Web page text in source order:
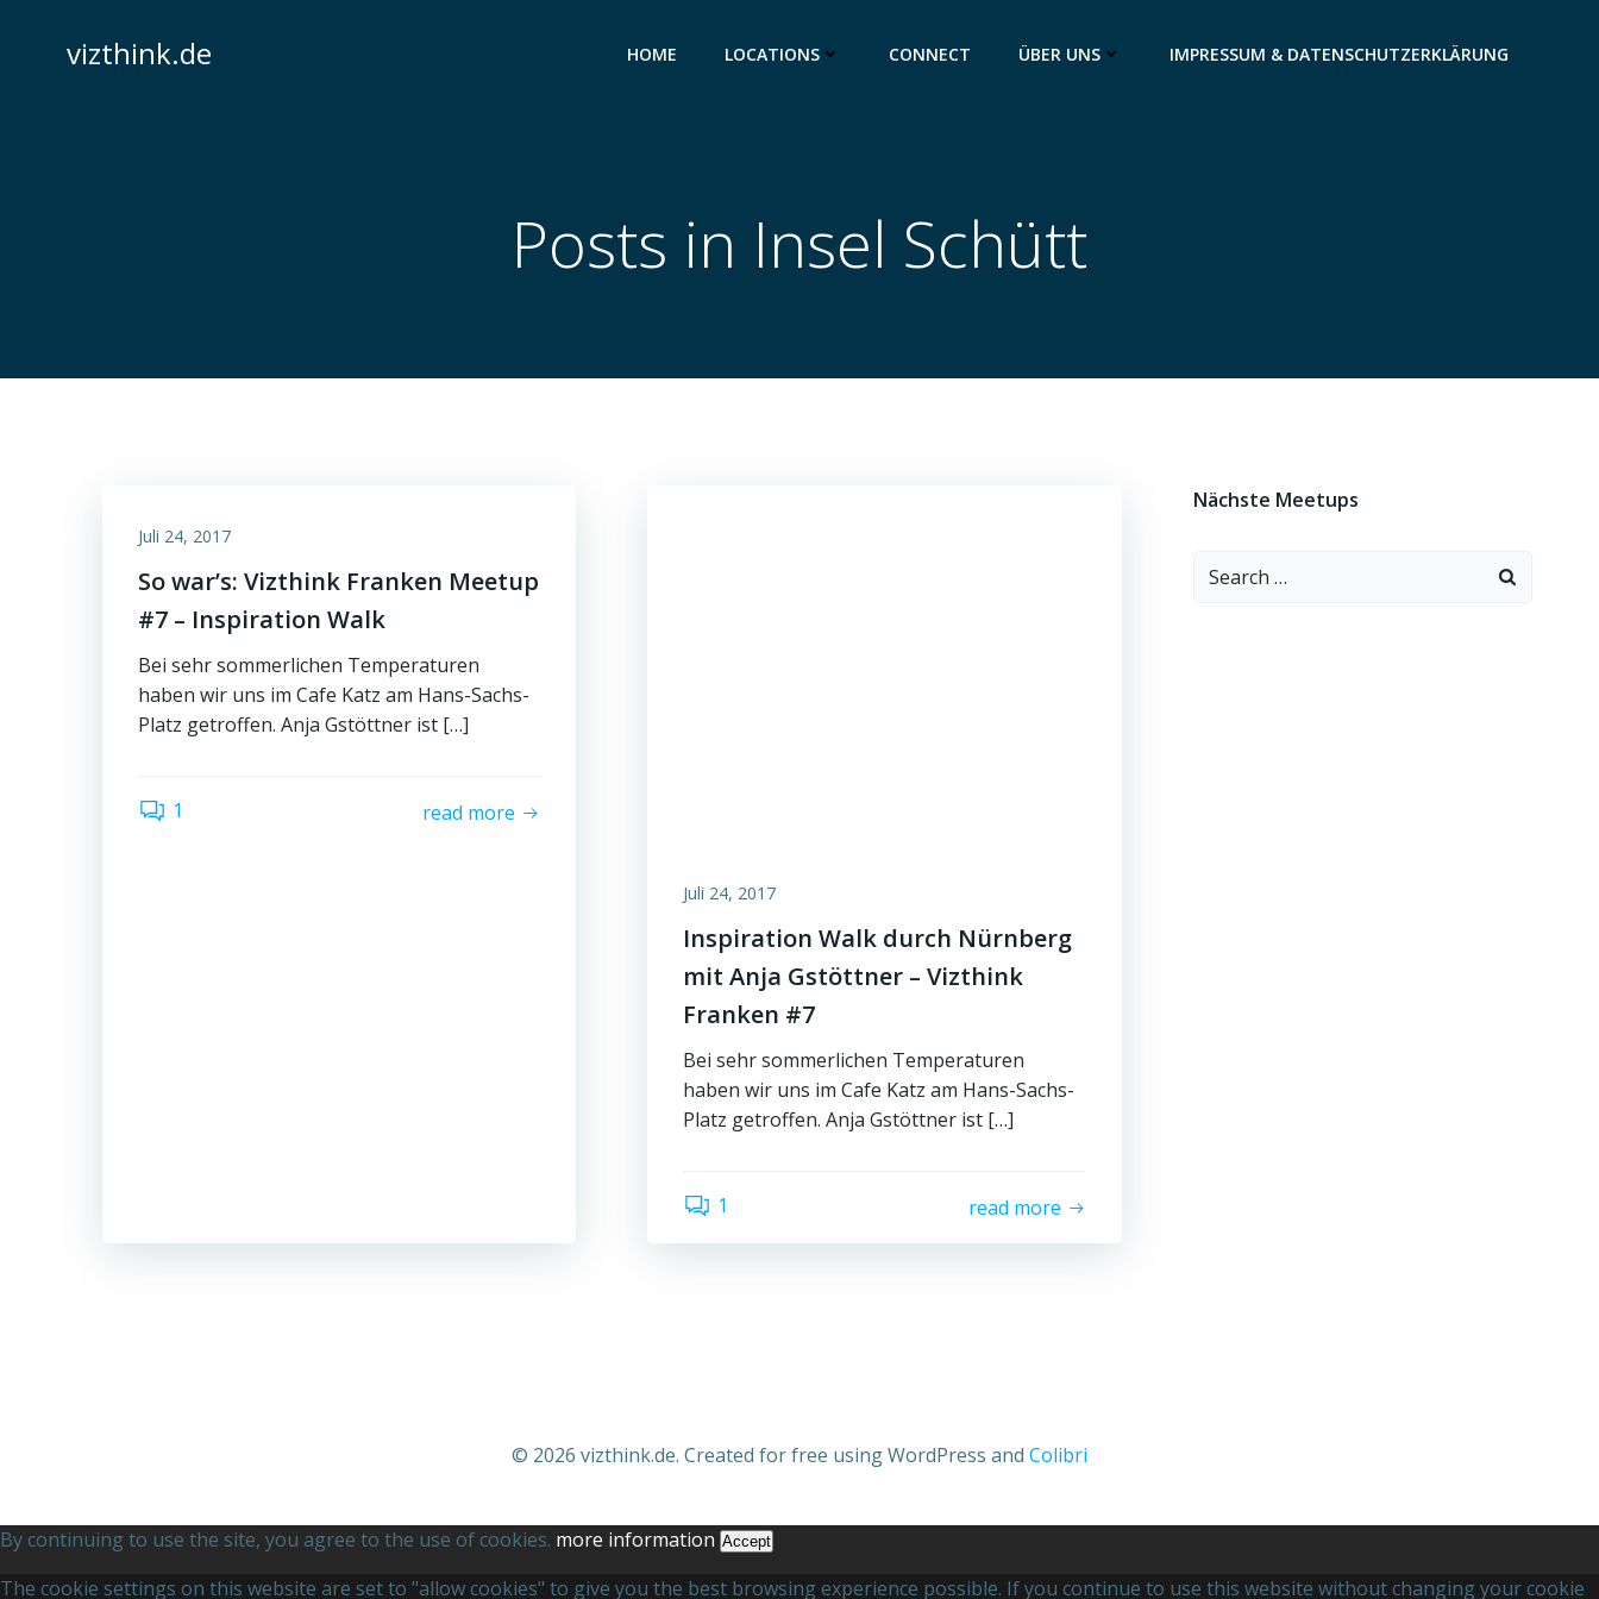
springenvizthink.de HOME LOCATIONS CONNECT ÜBER UNS IMPRESSUM & DATENSCHUTZERKLÄRUNG
Posts in Insel Schütt
Juli 24, 2017
So war’s: Vizthink Franken Meetup
#7 – Inspiration Walk
Bei sehr sommerlichen Temperaturen
haben wir uns im Cafe Katz am Hans-Sachs-
Platz getroffen. Anja Gstöttner ist […]
1 read more
Juli 24, 2017
Inspiration Walk durch Nürnberg
mit Anja Gstöttner – Vizthink
Franken #7
Bei sehr sommerlichen Temperaturen
haben wir uns im Cafe Katz am Hans-Sachs-
Platz getroffen. Anja Gstöttner ist […]
1 read more
Nächste Meetups
Search
© 2026 vizthink.de. Created for free using WordPress and Colibri
By continuing to use the site, you agree to the use of cookies. more information Accept
The cookie settings on this website are set to "allow cookies" to give you the best browsing experience possible. If you continue to use this website without changing your cookie